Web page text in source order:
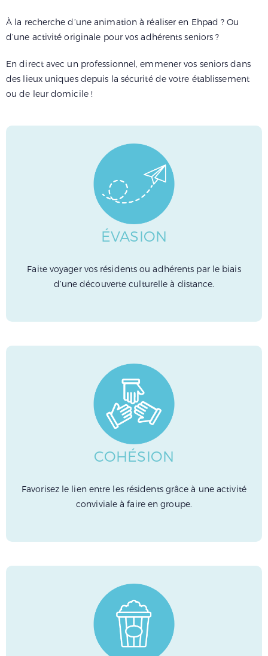
À la recherche d’une animation à réaliser en Ehpad ? Ou
d’une activité originale pour vos adhérents seniors ?
En direct avec un professionnel, emmener vos seniors dans
des lieux uniques depuis la sécurité de votre établissement
ou de leur domicile !
ÉVASION
Faite voyager vos résidents ou adhérents par le biais
d’une découverte culturelle à distance.
COHÉSION
Favorisez le lien entre les résidents grâce à une activité
conviviale à faire en groupe.